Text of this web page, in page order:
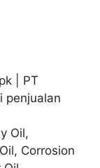
| PT
penjualan
Oil,
Corrosion